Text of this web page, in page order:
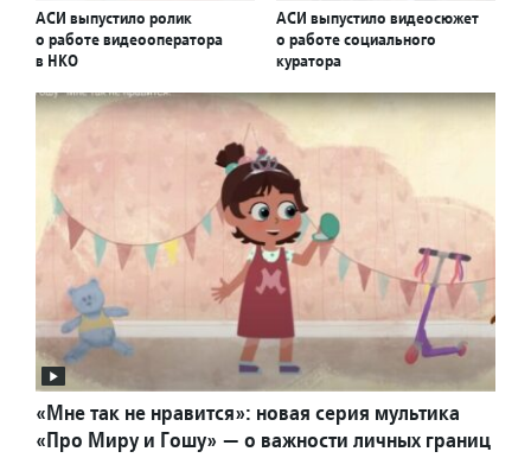
АСИ выпустило ролик
о работе видеооператора
в НКО
АСИ выпустило видеосюжет
о работе социального
куратора
«Мне так не нравится»: новая серия мультика
«Про Миру и Гошу» — о важности личных границ